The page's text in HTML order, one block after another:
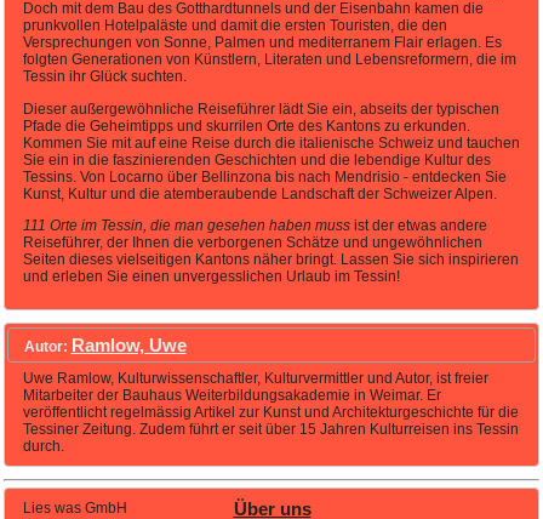
Doch mit dem Bau des Gotthardtunnels und der Eisenbahn kamen die
prunkvollen Hotelpaläste und damit die ersten Touristen, die den
Versprechungen von Sonne, Palmen und mediterranem Flair erlagen. Es
folgten Generationen von Künstlern, Literaten und Lebensreformern, die im
Tessin ihr Glück suchten.
Dieser außergewöhnliche Reiseführer lädt Sie ein, abseits der typischen
Pfade die Geheimtipps und skurrilen Orte des Kantons zu erkunden.
Kommen Sie mit auf eine Reise durch die italienische Schweiz und tauchen
Sie ein in die faszinierenden Geschichten und die lebendige Kultur des
Tessins. Von Locarno über Bellinzona bis nach Mendrisio - entdecken Sie
Kunst, Kultur und die atemberaubende Landschaft der Schweizer Alpen.
111 Orte im Tessin, die man gesehen haben mussist der etwas andere
Reiseführer, der Ihnen die verborgenen Schätze und ungewöhnlichen
Seiten dieses vielseitigen Kantons näher bringt. Lassen Sie sich inspirieren
und erleben Sie einen unvergesslichen Urlaub im Tessin!
Autor: Ramlow, Uwe
Uwe Ramlow, Kulturwissenschaftler, Kulturvermittler und Autor, ist freier
Mitarbeiter der Bauhaus Weiterbildungsakademie in Weimar. Er
veröffentlicht regelmässig Artikel zur Kunst und Architekturgeschichte für die
Tessiner Zeitung. Zudem führt er seit über 15 Jahren Kulturreisen ins Tessin
durch.
Lies was GmbH
Über uns